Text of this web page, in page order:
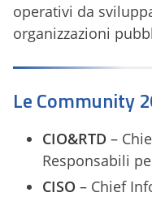
operativi da
organizzazioni
Le Community
CIO&RTD –
Responsabili
CISO – Chief